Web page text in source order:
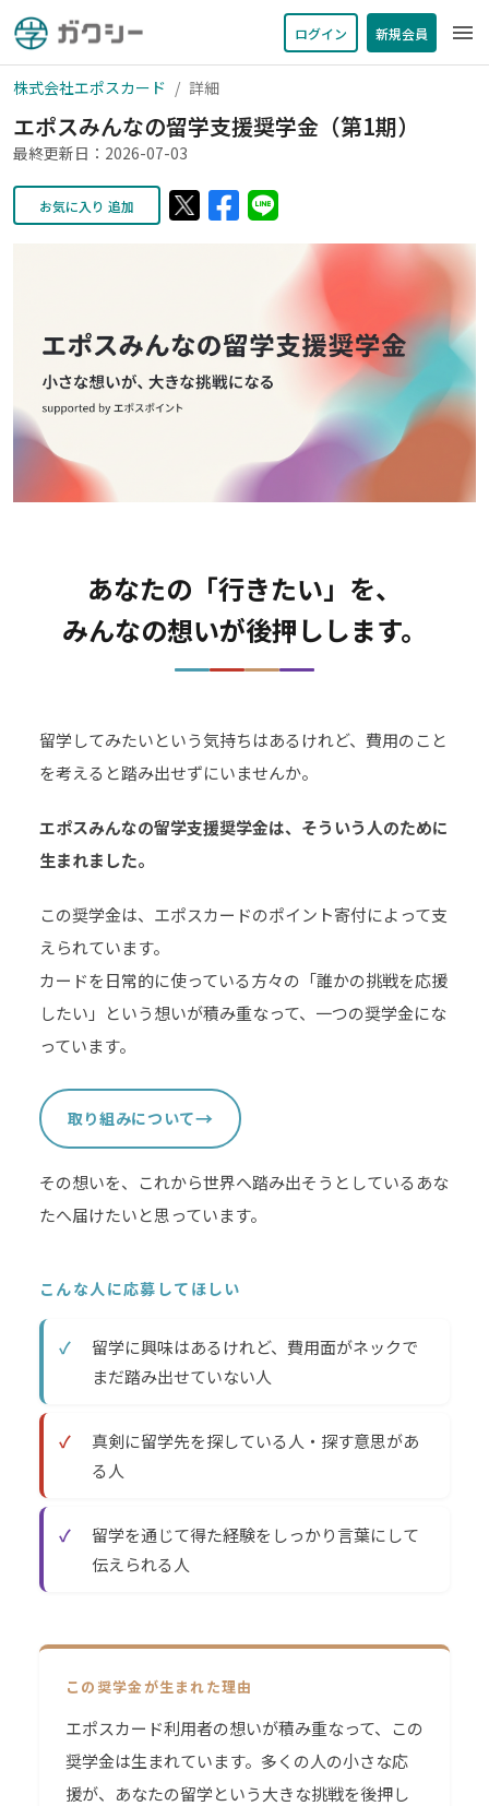
ログイン 新規会員 menu
株式会社エポスカード 詳細
エポスみんなの留学支援奨学金（第1期）
最終更新日：2026-07-03
お気に入り 追加
あなたの「行きたい」を、
みんなの想いが後押しします。
留学してみたいという気持ちはあるけれど、費用のこと
を考えると踏み出せずにいませんか。
エポスみんなの留学支援奨学金は、そういう人のために
生まれました。
この奨学金は、エポスカードのポイント寄付によって支
えられています。
カードを日常的に使っている方々の「誰かの挑戦を応援
したい」という想いが積み重なって、一つの奨学金にな
っています。
取り組みについて→
その想いを、これから世界へ踏み出そうとしているあな
たへ届けたいと思っています。
こんな人に応募してほしい
✓
留学に興味はあるけれど、費用面がネックで
まだ踏み出せていない人
✓
真剣に留学先を探している人・探す意思があ
る人
✓
留学を通じて得た経験をしっかり言葉にして
伝えられる人
この奨学金が生まれた理由
エポスカード利用者の想いが積み重なって、この
奨学金は生まれています。多くの人の小さな応
援が、あなたの留学という大きな挑戦を後押し